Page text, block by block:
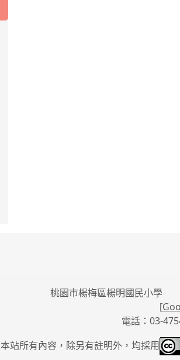
桃園市楊梅區楊明國民小學
[
電話：03-
本站所有內容，除另有註明外，均採用